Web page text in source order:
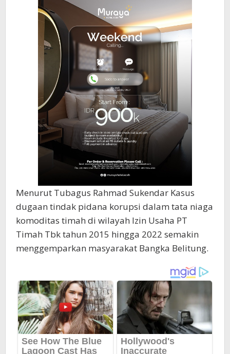
Menurut Tubagus Rahmad Sukendar Kasus
dugaan tindak pidana korupsi dalam tata niaga
komoditas timah di wilayah Izin Usaha PT
Timah Tbk tahun 2015 hingga 2022 semakin
menggemparkan masyarakat Bangka Belitung.